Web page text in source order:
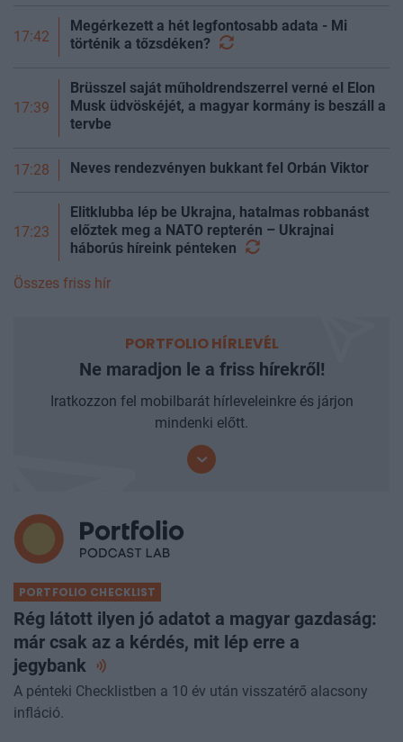
17:42
Megérkezett a hét legfontosabb adata - Mi
történik a tőzsdéken?
17:39
Brüsszel saját műholdrendszerrel verné el Elon
Musk üdvöskéjét, a magyar kormány is beszáll a
tervbe
17:28 Neves rendezvényen bukkant fel Orbán Viktor
17:23
Elitklubba lép be Ukrajna, hatalmas robbanást
előztek meg a NATO repterén – Ukrajnai
háborús híreink pénteken
Összes friss hír
PORTFOLIO HÍRLEVÉL
Ne maradjon le a friss hírekről!
Iratkozzon fel mobilbarát hírleveleinkre és járjon
mindenki előtt.
PORTFOLIO CHECKLIST
Rég látott ilyen jó adatot a magyar gazdaság:
már csak az a kérdés, mit lép erre a
jegybank
A pénteki Checklistben a 10 év után visszatérő alacsony
infláció.